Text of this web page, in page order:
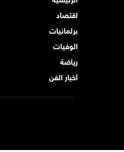
اقتصاد
برلمانيات
الوفيات
رياضة
أخبار الفن